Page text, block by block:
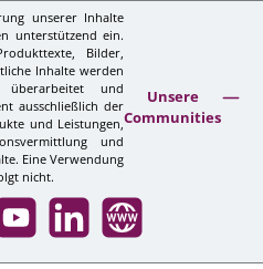
unserer Inhalte
unterstützend ein.
Bilder,
Inhalte werden
und
ausschließlich der
und Leistungen,
und
Eine Verwendung
nicht.
Unsere
Communities
YouTube LinkedIn Website